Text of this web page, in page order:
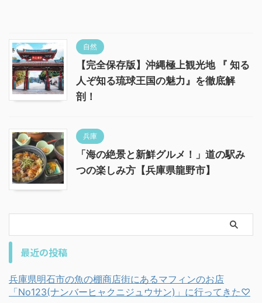
自然
【完全保存版】沖縄極上観光地 『 知る
人ぞ知る琉球王国の魅力』を徹底解
剖！
兵庫
「海の絶景と新鮮グルメ！」道の駅み
つの楽しみ方【兵庫県龍野市】
最近の投稿
兵庫県明石市の魚の棚商店街にあるマフィンのお店
「No123(ナンバーヒャクニジュウサン)」に行ってきた♡